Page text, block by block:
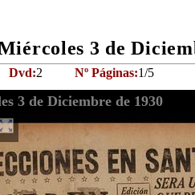
3 de
Dvd:2 Nº Páginas:1/5
3 de Diciembre de 1930